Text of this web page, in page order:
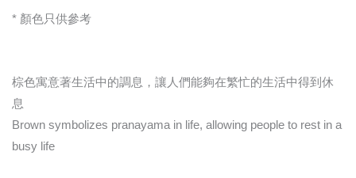
* 顏色只供參考
棕色寓意著生活中的調息，讓人們能夠在繁忙的生活中得到休
息
Brown symbolizes pranayama in life, allowing people to rest in a
busy life